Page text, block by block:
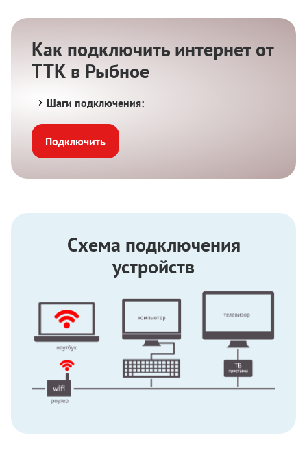
Как подключить интернет от
ТТК в Рыбное
Шаги подключения:
Подключить
Схема подключения
устройств